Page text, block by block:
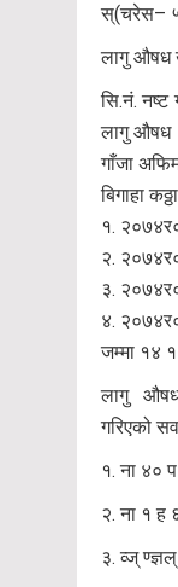
स्(चरेस–
लागु औषध
सि.नं. नष्ट
लागु औषध
गाँजा
बिगाहा
१.
२.
३.
४.
जम्मा १४
लागु औषध
गरिएको
१. ना ४०
२. ना १ ह
३. व्ज्